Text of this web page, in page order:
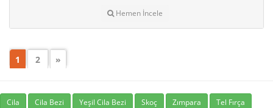
Hemen İncele
1 2 »
Cila Cila Bezi Yeşil Cila Bezi Skoç Zımpara
Tel Fırça